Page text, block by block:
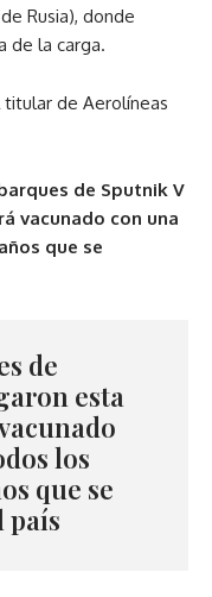
Rusia), donde
de la carga.
titular de Aerolíneas
de Sputnik V
vacunado con una
que se
de
esta
los
que se
país